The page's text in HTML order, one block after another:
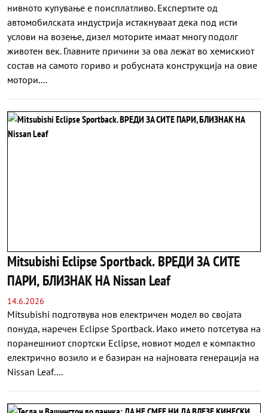
нивното купување е поисплатливо. Експертите од
автомобилската индустрија истакнуваат дека под исти
услови на возење, дизел моторите имаат многу подолг
животен век. Главните причини за ова лежат во хемискиот
состав на самото гориво и робусната конструкција на овие
мотори....
Mitsubishi Eclipse Sportback. ВРЕДИ ЗА СИТЕ
ПАРИ, БЛИЗНАК НА Nissan Leaf
14.6.2026
Mitsubishi подготвува нов електричен модел во својата
понуда, наречен Eclipse Sportback. Иако името потсетува на
поранешниот спортски Eclipse, новиот модел е компактно
електрично возило и е базиран на најновата генерација на
Nissan Leaf....